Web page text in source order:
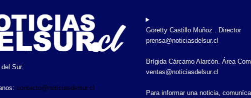
Sur.
contacto@noticiasdelsur.cl
Goretty Castillo Muñoz . Director
prensa@noticiasdelsur.cl
Brígida Cárcamo Alarcón. Área
ventas@noticiasdelsur.cl
Para informar una noticia,